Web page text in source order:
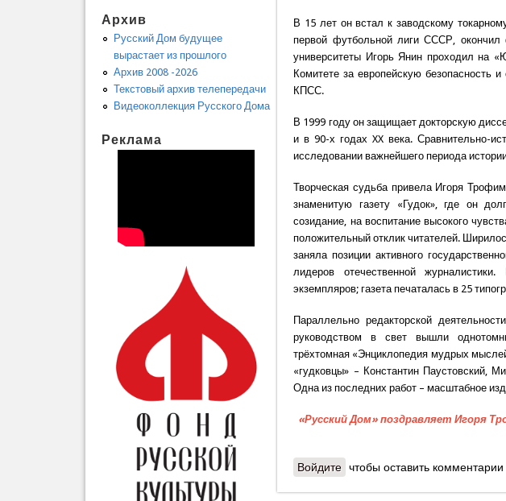
В 15 лет он встал к заводскому
первой футбольной лиги СССР,
университеты Игорь Янин проходил на
Комитете за европейскую безопасность
КПСС.
В 1999 году он защищает докторскую
и в 90-х годах XX века. Сравнительно-
исследовании важнейшего периода
Творческая судьба привела Игоря
знаменитую газету «Гудок», где он
созидание, на воспитание высокого
положительный отклик читателей.
заняла позиции активного
лидеров отечественной
экземпляров; газета печаталась в 25
Параллельно редакторской
руководством в свет вышли
трёхтомная «Энциклопедия мудрых
«гудковцы» – Константин Паустовский,
Одна из последних работ – масштабное
«Русский Дом» поздравляет Игоря
Войдите чтобы оставить комментарии
Архив
Русский Дом будущее
вырастает из прошлого
Архив 2008 -2026
Текстовый архив телепередачи
Видеоколлекция Русского Дома
Реклама